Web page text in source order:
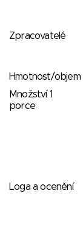
Zpracovatelé
Hmotnost/objem
Množství 1
porce
Loga a ocenění